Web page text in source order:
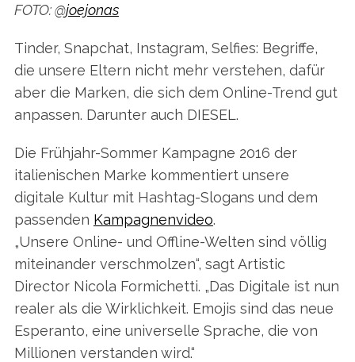
FOTO: @joejonas
Tinder, Snapchat, Instagram, Selfies: Begriffe,
die unsere Eltern nicht mehr verstehen, dafür
aber die Marken, die sich dem Online-Trend gut
anpassen. Darunter auch DIESEL.
Die Frühjahr-Sommer Kampagne 2016 der
italienischen Marke kommentiert unsere
digitale Kultur mit Hashtag-Slogans und dem
passenden Kampagnenvideo.
„Unsere Online- und Offline-Welten sind völlig
miteinander verschmolzen“, sagt Artistic
Director Nicola Formichetti. „Das Digitale ist nun
realer als die Wirklichkeit. Emojis sind das neue
Esperanto, eine universelle Sprache, die von
Millionen verstanden wird.“